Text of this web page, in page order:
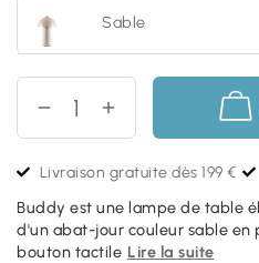
Sable
Livraison gratuite dès 199 €
Buddy est une lampe de table
d'un abat-jour couleur sable en
bouton tactile Lire la suite